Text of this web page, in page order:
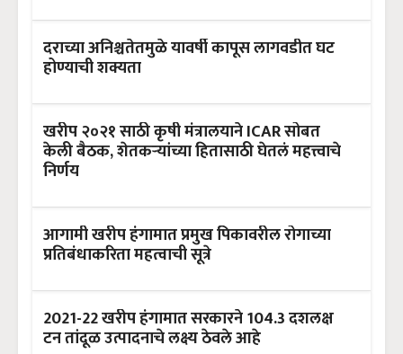
दराच्या अनिश्चतेतमुळे यावर्षी कापूस लागवडीत घट
होण्याची शक्यता
खरीप २०२१ साठी कृषी मंत्रालयाने ICAR सोबत
केली बैठक, शेतकऱ्यांच्या हितासाठी घेतलं महत्त्वाचे
निर्णय
आगामी खरीप हंगामात प्रमुख पिकावरील रोगाच्या
प्रतिबंधाकरिता महत्वाची सूत्रे
2021-22 खरीप हंगामात सरकारने 104.3 दशलक्ष
टन तांदूळ उत्पादनाचे लक्ष्य ठेवले आहे